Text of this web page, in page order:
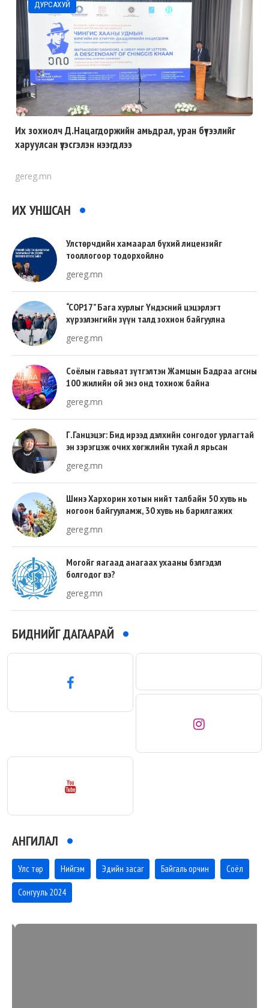
ДУРСАХУЙ
Их зохиолч Д.Нацагдоржийн амьдрал, уран бүтээлийг
харуулсан үзэсгэлэн нээгдлээ
gereg.mn
ИХ УНШСАН
Улстөрчдийн хамаарал бүхий лицензийг
тооллогоор тодорхойлно
gereg.mn
“COP17” Бага хурлыг Үндэсний цэцэрлэгт
хүрээлэнгийн зүүн талд зохион байгуулна
gereg.mn
Соёлын гавьяат зүтгэлтэн Жамцын Бадраа агсны
100 жилийн ой энэ онд тохиож байна
gereg.mn
Г.Ганцэцэг: Бид ирээд дэлхийн сонгодог урлагтай
эн зэрэгцэж очих хөгжлийн тухай л ярьсан
gereg.mn
Шинэ Хархорин хотын нийт талбайн 50 хувь нь
ногоон байгууламж, 30 хувь нь барилгажих
gereg.mn
Могойг яагаад анагаах ухааны бэлгэдэл
болгодог вэ?
gereg.mn
БИДНИЙГ ДАГААРАЙ
АНГИЛАЛ
Улс төр Нийгэм Эдийн засаг Байгаль орчин Соёл
Сонгууль 2024